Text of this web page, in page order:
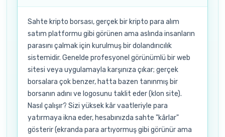
Sahte kripto borsası, gerçek bir kripto para alım
satım platformu gibi görünen ama aslında insanların
parasını çalmak için kurulmuş bir dolandırıcılık
sistemidir. Genelde profesyonel görünümlü bir web
sitesi veya uygulamayla karşınıza çıkar; gerçek
borsalara çok benzer, hatta bazen tanınmış bir
borsanın adını ve logosunu taklit eder (klon site).
Nasıl çalışır? Sizi yüksek kâr vaatleriyle para
yatırmaya ikna eder, hesabınızda sahte "kârlar"
gösterir (ekranda para artıyormuş gibi görünür ama